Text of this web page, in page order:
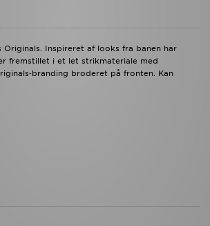
Inspireret af looks fra banen har
fremstillet i et let strikmateriale med
broderet på fronten. Kan